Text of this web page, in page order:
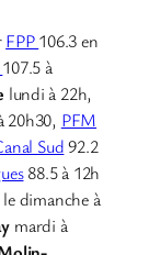
FPP106.3 en
107.5 à
lundi à 22h,
20h30, PFM
Sud92.2
88.5 à 12h
le dimanche à
mardi à